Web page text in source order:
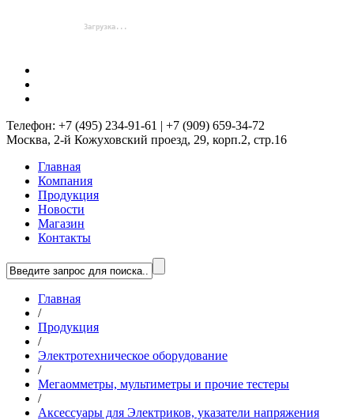
Телефон: +7 (495) 234-91-61 | +7 (909) 659-34-72
Москва, 2-й Кожуховский проезд, 29, корп.2, стр.16
Главная
Компания
Продукция
Новости
Магазин
Контакты
Главная
/
Продукция
/
Электротехническое оборудование
/
Мегаомметры, мультиметры и прочие тестеры
/
Аксессуары для Электриков, указатели напряжения